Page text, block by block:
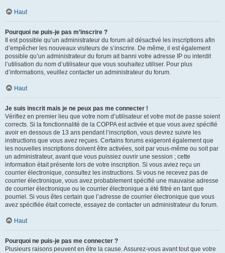
Haut
Pourquoi ne puis-je pas m’inscrire ?
Il est possible qu’un administrateur du forum ait désactivé les inscriptions afin
d’empêcher les nouveaux visiteurs de s’inscrire. De même, il est également
possible qu’un administrateur du forum ait banni votre adresse IP ou interdit
l’utilisation du nom d’utilisateur que vous souhaitez utiliser. Pour plus
d’informations, veuillez contacter un administrateur du forum.
Haut
Je suis inscrit mais je ne peux pas me connecter !
Vérifiez en premier lieu que votre nom d’utilisateur et votre mot de passe soient
corrects. Si la fonctionnalité de la COPPA est activée et que vous avez spécifié
avoir en dessous de 13 ans pendant l’inscription, vous devrez suivre les
instructions que vous avez reçues. Certains forums exigeront également que
les nouvelles inscriptions doivent être activées, soit par vous-même ou soit par
un administrateur, avant que vous puissiez ouvrir une session ; cette
information était présente lors de votre inscription. Si vous aviez reçu un
courrier électronique, consultez les instructions. Si vous ne recevez pas de
courrier électronique, vous avez probablement spécifié une mauvaise adresse
de courrier électronique ou le courrier électronique a été filtré en tant que
pourriel. Si vous êtes certain que l’adresse de courrier électronique que vous
avez spécifiée était correcte, essayez de contacter un administrateur du forum.
Haut
Pourquoi ne puis-je pas me connecter ?
Plusieurs raisons peuvent en être la cause. Assurez-vous avant tout que votre